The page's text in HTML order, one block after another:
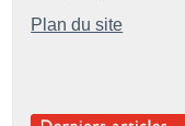
Plan du site